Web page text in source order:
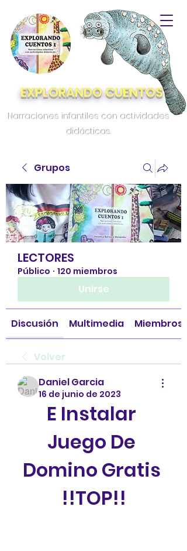
EXPLORANDO CUENTOS
Narraciones infantiles con actividades
didácticas.
Grupos
LECTORES
Público · 120 miembros
Unirse
Discusión Multimedia Miembros
Volver
Daniel Garcia
16 de junio de 2023
E Instalar
Juego De
Domino Gratis
!!TOP!!